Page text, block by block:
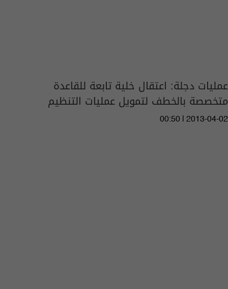
عمليات دجلة: اعتقال خلية تابعة للقاعدة
متخصصة بالخطف لتمويل عمليات التنظيم
00:50 | 2013-04-02